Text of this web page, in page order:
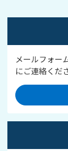
メールフォー
にご連絡くだ